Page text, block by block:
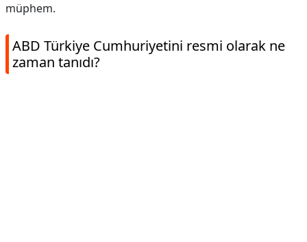
müphem.
ABD Türkiye Cumhuriyetini resmi olarak ne
zaman tanıdı?